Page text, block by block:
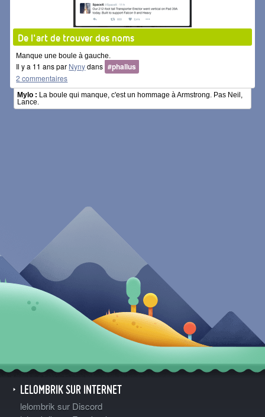
De l'art de trouver des noms
Manque une boule à gauche.
Il y a 11 ans par Nynydans #phallus
2 commentaires
Mylo : La boule qui manque, c'est un hommage à Armstrong. Pas Neil,
Lance.
LELOMBRIK SUR INTERNET
lelombrik sur Discord